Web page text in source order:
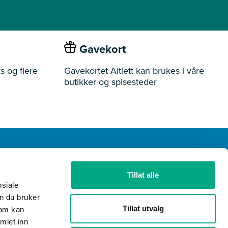
du bruker
kan
inn
Tillat alle
Tillat utvalg
og flere
Gavekort
Gavekortet Altiett kan brukes i våre
butikker og spisesteder